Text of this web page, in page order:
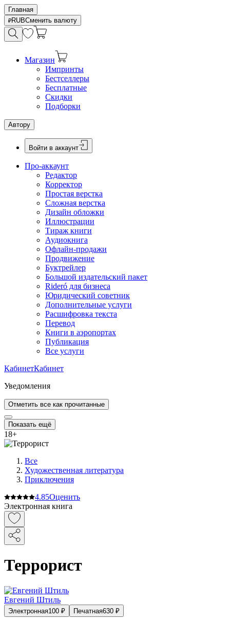
Главная
RUBСменить валюту
Магазин
Импринты
Бестселлеры
Бесплатные
Скидки
Подборки
Автору
Войти в аккаунт
Про-аккаунт
Редактор
Корректор
Простая верстка
Сложная верстка
Дизайн обложки
Иллюстрации
Тираж книги
Аудиокнига
Офлайн-продажи
Продвижение
Буктрейлер
Большой издательский пакет
Rideró для бизнеса
Юридический советник
Дополнительные услуги
Расшифровка текста
Перевод
Книги в аэропортах
Публикация
Все услуги
КабинетКабинет
Уведомления
Отметить все как прочитанные
Показать ещё
18+
Все
Художественная литература
Приключения
4.85Оценить
Электронная книга
Террорист
Евгений Штиль
Электронная100 ₽ Печатная630 ₽